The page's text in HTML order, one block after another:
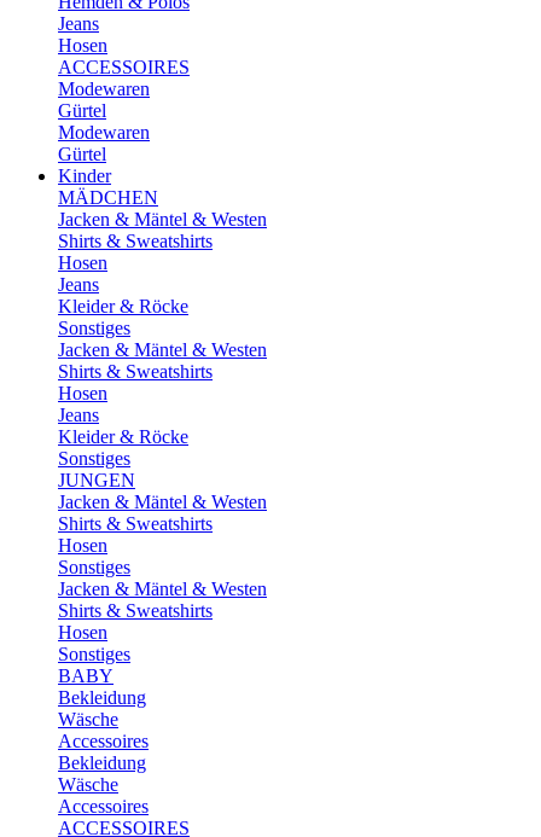
Jeans
Hosen
ACCESSOIRES
Modewaren
Gürtel
Modewaren
Gürtel
Kinder
MÄDCHEN
Jacken & Mäntel & Westen
Shirts & Sweatshirts
Hosen
Jeans
Kleider & Röcke
Sonstiges
Jacken & Mäntel & Westen
Shirts & Sweatshirts
Hosen
Jeans
Kleider & Röcke
Sonstiges
JUNGEN
Jacken & Mäntel & Westen
Shirts & Sweatshirts
Hosen
Sonstiges
Jacken & Mäntel & Westen
Shirts & Sweatshirts
Hosen
Sonstiges
BABY
Bekleidung
Wäsche
Accessoires
Bekleidung
Wäsche
Accessoires
ACCESSOIRES